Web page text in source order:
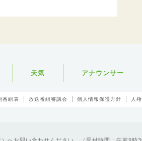
天気 アナウンサー
番組表 放送番組審議会 個人情報保護方針 人